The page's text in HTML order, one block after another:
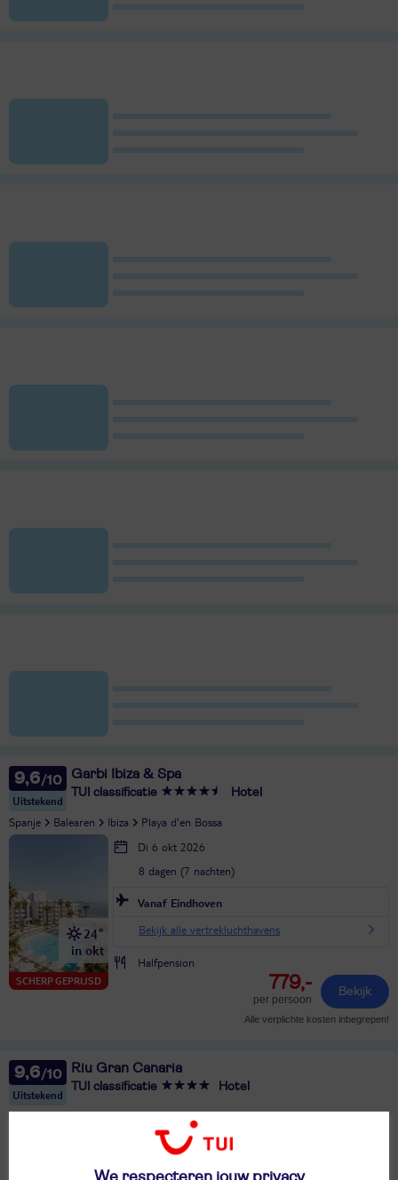
9,6
Uitstekend
Garbi Ibiza & Spa
TUI classificatie Hotel
Spanje Balearen Ibiza Playa d'en Bossa
SCHERP GEPRIJSD
24°
in okt
Di 6 okt 2026
8 dagen (7 nachten)
Vanaf Eindhoven
Bekijk alle vertrekluchthavens
Halfpension
779,-
per persoon
Bekijk
Alle verplichte kosten inbegrepen!
9,6
Uitstekend
Riu Gran Canaria
TUI classificatie Hotel
Spanje Canarische Eilanden Gran Canaria
Meloneras
Ma 24 aug 2026